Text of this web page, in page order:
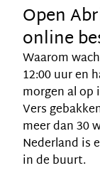
Open
online
Waarom
12:00 uur en
morgen al op
Vers
meer dan 30
Nederland is
in de buurt.